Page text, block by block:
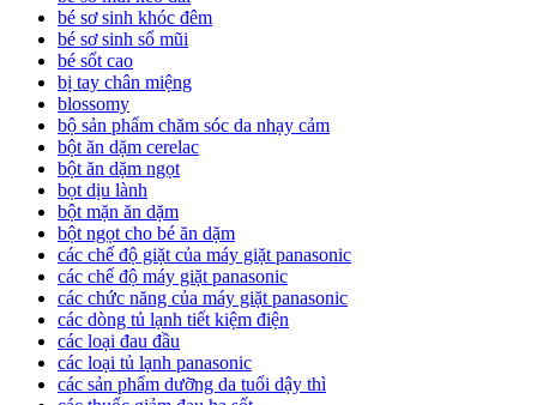
bé sơ sinh khóc đêm
bé sơ sinh sổ mũi
bé sốt cao
bị tay chân miệng
blossomy
bộ sản phẩm chăm sóc da nhạy cảm
bột ăn dặm cerelac
bột ăn dặm ngọt
bọt dịu lành
bột mặn ăn dặm
bột ngọt cho bé ăn dặm
các chế độ giặt của máy giặt panasonic
các chế độ máy giặt panasonic
các chức năng của máy giặt panasonic
các dòng tủ lạnh tiết kiệm điện
các loại đau đầu
các loại tủ lạnh panasonic
các sản phẩm dưỡng da tuổi dậy thì